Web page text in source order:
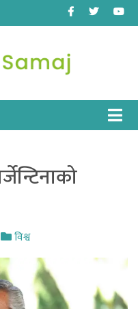
Facebook
Twitter
विश्व